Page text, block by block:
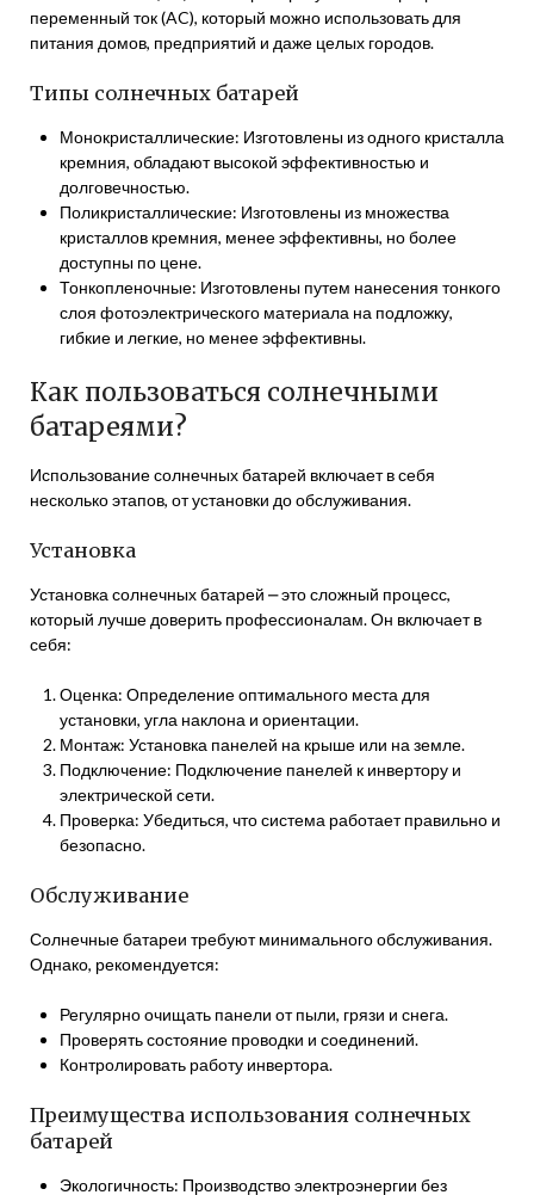
переменный ток (AC), который можно использовать для
питания домов, предприятий и даже целых городов.
Типы солнечных батарей
Монокристаллические: Изготовлены из одного кристалла
кремния, обладают высокой эффективностью и
долговечностью.
Поликристаллические: Изготовлены из множества
кристаллов кремния, менее эффективны, но более
доступны по цене.
Тонкопленочные: Изготовлены путем нанесения тонкого
слоя фотоэлектрического материала на подложку,
гибкие и легкие, но менее эффективны.
Как пользоваться солнечными
батареями?
Использование солнечных батарей включает в себя
несколько этапов, от установки до обслуживания.
Установка
Установка солнечных батарей ⎼ это сложный процесс,
который лучше доверить профессионалам. Он включает в
себя:
Оценка: Определение оптимального места для
установки, угла наклона и ориентации.
Монтаж: Установка панелей на крыше или на земле.
Подключение: Подключение панелей к инвертору и
электрической сети.
Проверка: Убедиться, что система работает правильно и
безопасно.
Обслуживание
Солнечные батареи требуют минимального обслуживания.
Однако, рекомендуется:
Регулярно очищать панели от пыли, грязи и снега.
Проверять состояние проводки и соединений.
Контролировать работу инвертора.
Преимущества использования солнечных
батарей
Экологичность: Производство электроэнергии без